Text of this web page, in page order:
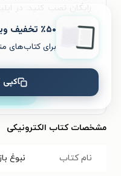
رایگان نصب کنید. در
شخصی‌سازی کنید و
همیشه و همه‌جا
امکان خرید هزاران
ویژه و بهترین قیمت هم
مشخصات کتاب الکترونیکی
نام کتاب نبوغ
٪۵۰ تخفیف ویژۀ اولین خرید
برای کتاب‌های
کپی